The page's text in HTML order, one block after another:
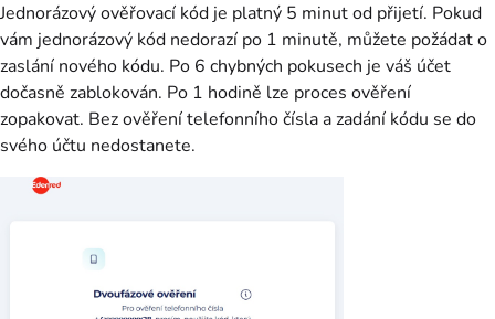
Jednorázový ověřovací kód je platný 5 minut od přijetí. Pokud
vám jednorázový kód nedorazí po 1 minutě, můžete požádat o
zaslání nového kódu. Po 6 chybných pokusech je váš účet
dočasně zablokován. Po 1 hodině lze proces ověření
zopakovat. Bez ověření telefonního čísla a zadání kódu se do
svého účtu nedostanete.